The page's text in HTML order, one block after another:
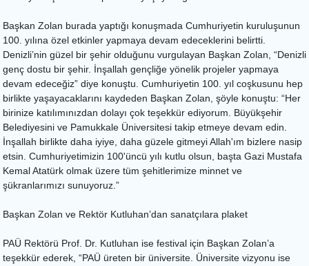
Başkan Zolan burada yaptığı konuşmada Cumhuriyetin kuruluşunun
100. yılına özel etkinler yapmaya devam edeceklerini belirtti.
Denizli’nin güzel bir şehir olduğunu vurgulayan Başkan Zolan, “Denizli
genç dostu bir şehir. İnşallah gençliğe yönelik projeler yapmaya
devam edeceğiz” diye konuştu. Cumhuriyetin 100. yıl coşkusunu hep
birlikte yaşayacaklarını kaydeden Başkan Zolan, şöyle konuştu: “Her
birinize katılımınızdan dolayı çok teşekkür ediyorum. Büyükşehir
Belediyesini ve Pamukkale Üniversitesi takip etmeye devam edin.
İnşallah birlikte daha iyiye, daha güzele gitmeyi Allah'ım bizlere nasip
etsin. Cumhuriyetimizin 100'üncü yılı kutlu olsun, başta Gazi Mustafa
Kemal Atatürk olmak üzere tüm şehitlerimize minnet ve
şükranlarımızı sunuyoruz.”
Başkan Zolan ve Rektör Kutluhan’dan sanatçılara plaket
PAÜ Rektörü Prof. Dr. Kutluhan ise festival için Başkan Zolan’a
teşekkür ederek, “PAÜ üreten bir üniversite. Üniversite vizyonu ise